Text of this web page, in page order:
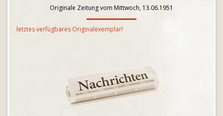
Originale Zeitung vom Mittwoch, 13.06.1951
letztes verfügbares Originalexemplar!